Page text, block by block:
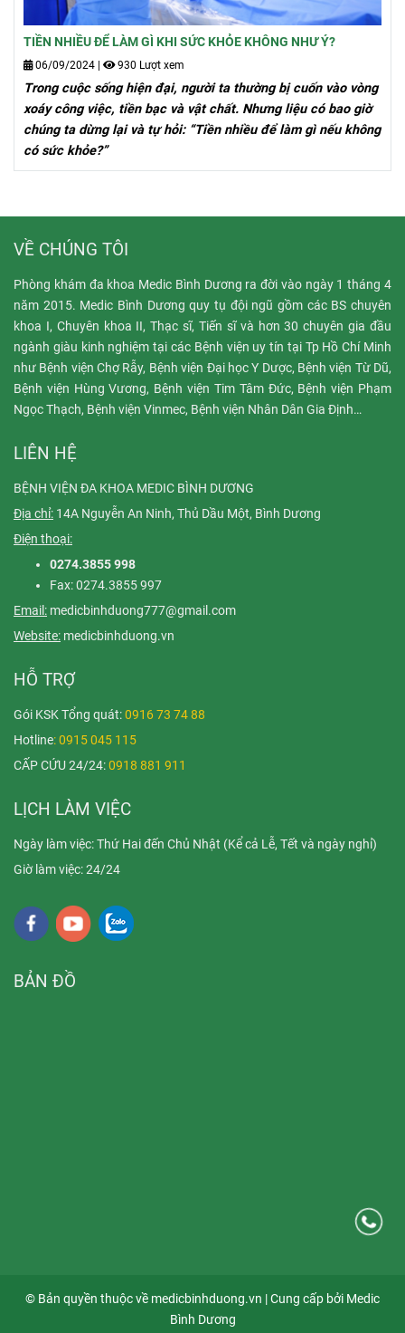
TIỀN NHIỀU ĐỂ LÀM GÌ KHI SỨC KHỎE KHÔNG NHƯ Ý?
06/09/2024 930 Lượt xem
Trong cuộc sống hiện đại, người ta thường bị cuốn vào vòng
xoáy công việc, tiền bạc và vật chất. Nhưng liệu có bao giờ
chúng ta dừng lại và tự hỏi: “Tiền nhiều để làm gì nếu không
có sức khỏe?”
VỀ CHÚNG TÔI
Phòng khám đa khoa Medic Bình Dương ra đời vào ngày 1 tháng 4
năm 2015. Medic Bình Dương quy tụ đội ngũ gồm các BS chuyên
khoa I, Chuyên khoa II, Thạc sĩ, Tiến sĩ và hơn 30 chuyên gia đầu
ngành giàu kinh nghiệm tại các Bệnh viện uy tín tại Tp Hồ Chí Minh
như Bệnh viện Chợ Rẫy, Bệnh viện Đại học Y Dược, Bệnh viện Từ Dũ,
Bệnh viện Hùng Vương, Bệnh viện Tim Tâm Đức, Bệnh viện Phạm
Ngọc Thạch, Bệnh viện Vinmec, Bệnh viện Nhân Dân Gia Định…
LIÊN HỆ
BỆNH VIỆN ĐA KHOA MEDIC BÌNH DƯƠNG
Địa chỉ: 14A Nguyễn An Ninh, Thủ Dầu Một, Bình Dương
Điện thoại:
0274.3855 998
Fax: 0274.3855 997
Email: medicbinhduong777@gmail.com
Website: medicbinhduong.vn
HỖ TRỢ
Gói KSK Tổng quát:0916 73 74 88
Hotline: 0915 045 115
CẤP CỨU 24/24:0918 881 911
LỊCH LÀM VIỆC
Ngày làm việc: Thứ Hai đến Chủ Nhật (Kể cả Lễ, Tết và ngày nghỉ)
Giờ làm việc: 24/24
BẢN ĐỒ
© Bản quyền thuộc về medicbinhduong.vn | Cung cấp bởi Medic
Bình Dương